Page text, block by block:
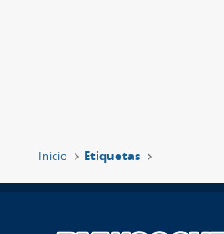
Inicio Etiquetas